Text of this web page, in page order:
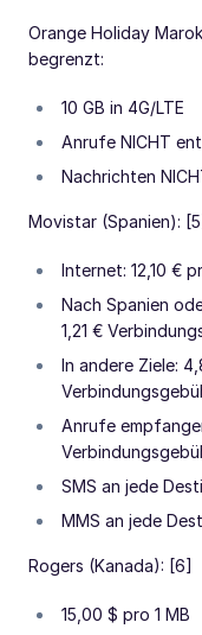
Orange Holiday
begrenzt:
10 GB in 4G/LTE
Anrufe NICHT
Nachrichten
Movistar (Spanien):
Internet: 12,10 €
Nach Spanien
1,21 €
In andere Ziele:
Anrufe
SMS an jede
MMS an jede
Rogers (Kanada): [6]
15,00 $ pro 1 MB